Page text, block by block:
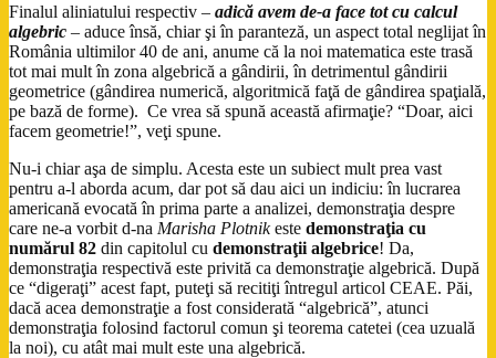
Finalul aliniatului respectiv – adică avem de-a face tot cu calcul
algebric – aduce însă, chiar şi în paranteză, un aspect total neglijat în
România ultimilor 40 de ani, anume că la noi matematica este trasă
tot mai mult în zona algebrică a gândirii, în detrimentul gândirii
geometrice (gândirea numerică, algoritmică faţă de gândirea spaţială,
pe bază de forme). Ce vrea să spună această afirmaţie? “Doar, aici
facem geometrie!”, veţi spune.
Nu-i chiar aşa de simplu. Acesta este un subiect mult prea vast
pentru a-l aborda acum, dar pot să dau aici un indiciu: în lucrarea
americană evocată în prima parte a analizei, demonstraţia despre
care ne-a vorbit d-na Marisha Plotnikeste demonstraţia cu
numărul 82 din capitolul cu demonstraţii algebrice! Da,
demonstraţia respectivă este privită ca demonstraţie algebrică. După
ce “digeraţi” acest fapt, puteţi să recitiţi întregul articol CEAE. Păi,
dacă acea demonstraţie a fost considerată “algebrică”, atunci
demonstraţia folosind factorul comun şi teorema catetei (cea uzuală
la noi), cu atât mai mult este una algebrică.